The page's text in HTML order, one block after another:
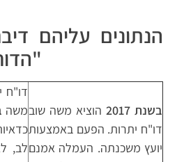
הנתונים עליהם
הדוחות של "משה"
דו"ח
משה
בשנת 2017
הוציא משה שוב
דו"ח יתרות. הפעם באמצעות
יועץ משכנתה. העמלה אמנם